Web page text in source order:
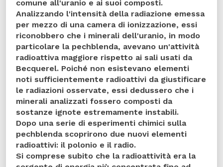
comune all'uranio e ai suoi composti.
Analizzando l'intensità della radiazione emessa
per mezzo di una camera di ionizzazione, essi
riconobbero che i minerali dell'uranio, in modo
particolare la pechblenda, avevano un'attività
radioattiva maggiore rispetto ai sali usati da
Becquerel. Poiché non esistevano elementi
noti sufficientemente radioattivi da giustificare
le radiazioni osservate, essi dedussero che i
minerali analizzati fossero composti da
sostanze ignote estremamente instabili.
Dopo una serie di esperimenti chimici sulla
pechblenda scoprirono due nuovi elementi
radioattivi: il polonio e il radio.
Si comprese subito che la radioattività era la